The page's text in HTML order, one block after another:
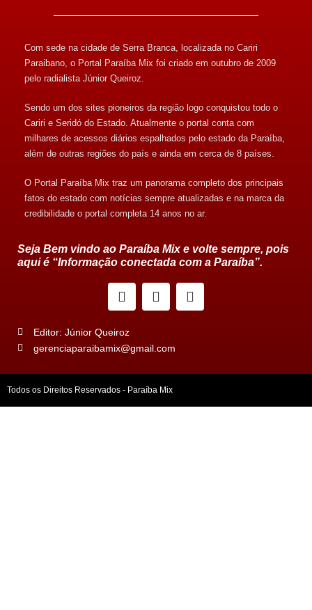
Com sede na cidade de Serra Branca, localizada no Cariri
Paraibano, o Portal Paraíba Mix foi criado em outubro de 2009
pelo radialista Júnior Queiroz.
Sendo um dos sites pioneiros da região logo conquistou todo o
Cariri e Seridó do Estado. Atualmente o portal conta com
milhares de acessos diários espalhados pelo estado da Paraíba,
além de outras regiões do país e ainda em cerca de 8 países.
O Portal Paraíba Mix traz um panorama completo dos principais
fatos do estado com notícias sempre atualizadas e na marca da
credibilidade o portal completa 14 anos no ar.
Seja Bem vindo ao Paraíba Mix e volte sempre, pois
aqui é “Informação conectada com a Paraíba”.
Editor: Júnior Queiroz
gerenciaparaibamix@gmail.com
Todos os Direitos Reservados - Paraíba Mix